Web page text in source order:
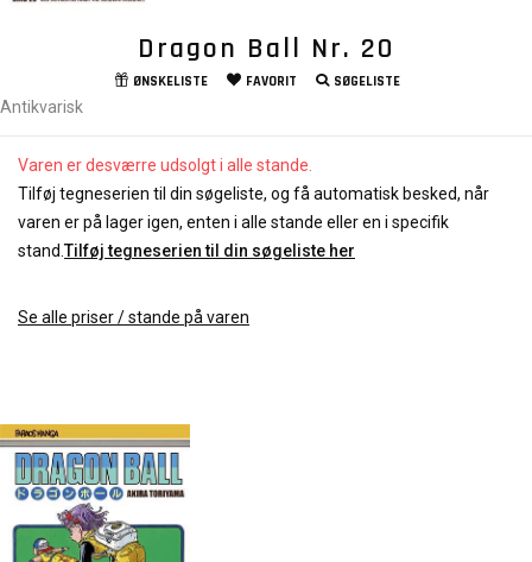
Dragon Ball Nr. 20
ØNSKELISTE FAVORIT SØGELISTE
Antikvarisk
Varen er desværre udsolgt i alle stande.
Tilføj tegneserien til din søgeliste, og få automatisk besked, når
varen er på lager igen, enten i alle stande eller en i specifik
stand. Tilføj tegneserien til din søgeliste her
Se alle priser / stande på varen